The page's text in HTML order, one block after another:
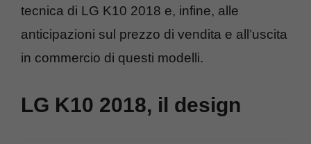
tecnica di LG K10 2018 e, infine, alle
anticipazioni sul prezzo di vendita e all’uscita
in commercio di questi modelli.
LG K10 2018, il design